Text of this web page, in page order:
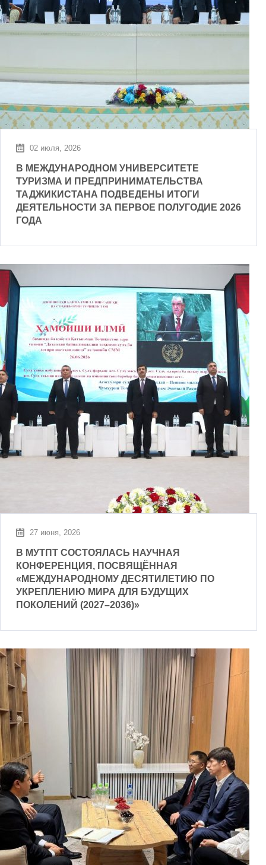
02 июля, 2026
В МЕЖДУНАРОДНОМ УНИВЕРСИТЕТЕ
ТУРИЗМА И ПРЕДПРИНИМАТЕЛЬСТВА
ТАДЖИКИСТАНА ПОДВЕДЕНЫ ИТОГИ
ДЕЯТЕЛЬНОСТИ ЗА ПЕРВОЕ ПОЛУГОДИЕ 2026
ГОДА
27 июня, 2026
В МУТПТ СОСТОЯЛАСЬ НАУЧНАЯ
КОНФЕРЕНЦИЯ, ПОСВЯЩЁННАЯ
«МЕЖДУНАРОДНОМУ ДЕСЯТИЛЕТИЮ ПО
УКРЕПЛЕНИЮ МИРА ДЛЯ БУДУЩИХ
ПОКОЛЕНИЙ (2027–2036)»